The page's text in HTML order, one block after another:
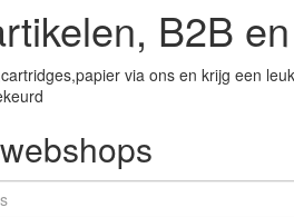
B2B
via ons en krijg een